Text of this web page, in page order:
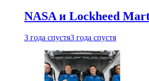
NASA и Lockheed
3 года спустя3 года спустя